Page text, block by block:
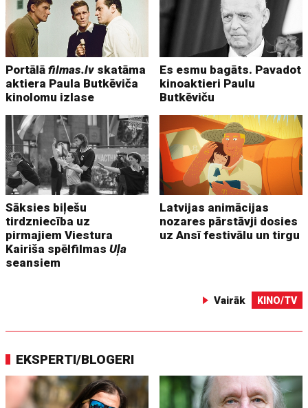
Portālāfilmas.lv skatāma
aktiera Paula Butkēviča
kinolomu izlase
Es esmu bagāts. Pavadot
kinoaktieri Paulu
Butkēviču
Sāksies biļešu
tirdzniecība uz
pirmajiem Viestura
Kairiša spēlfilmasUļa
seansiem
Latvijas animācijas
nozares pārstāvji dosies
uz Ansī festivālu un tirgu
Vairāk KINO/TV
EKSPERTI/BLOGERI